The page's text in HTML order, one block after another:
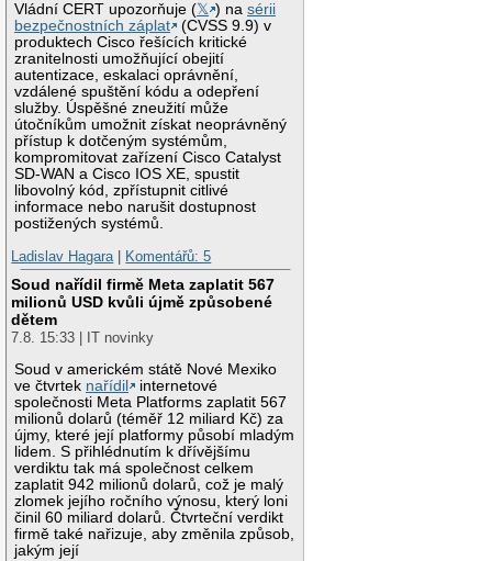
Vládní CERT upozorňuje (𝕏 ) nasérii
bezpečnostních záplat
(CVSS 9.9) v
produktech Cisco řešících kritické
zranitelnosti umožňující obejití
autentizace, eskalaci oprávnění,
vzdálené spuštění kódu a odepření
služby. Úspěšné zneužití může
útočníkům umožnit získat neoprávněný
přístup k dotčeným systémům,
kompromitovat zařízení Cisco Catalyst
SD-WAN a Cisco IOS XE, spustit
libovolný kód, zpřístupnit citlivé
informace nebo narušit dostupnost
postižených systémů.
Ladislav Hagara
Komentářů: 5
Soud nařídil firmě Meta zaplatit 567
milionů USD kvůli újmě způsobené
dětem
7.8. 15:33 | IT novinky
Soud v americkém státě Nové Mexiko
ve čtvrtek nařídil
internetové
společnosti Meta Platforms zaplatit 567
milionů dolarů (téměř 12 miliard Kč) za
újmy, které její platformy působí mladým
lidem. S přihlédnutím k dřívějšímu
verdiktu tak má společnost celkem
zaplatit 942 milionů dolarů, což je malý
zlomek jejího ročního výnosu, který loni
činil 60 miliard dolarů. Čtvrteční verdikt
firmě také nařizuje, aby změnila způsob,
jakým její